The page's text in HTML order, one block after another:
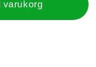
varukorg